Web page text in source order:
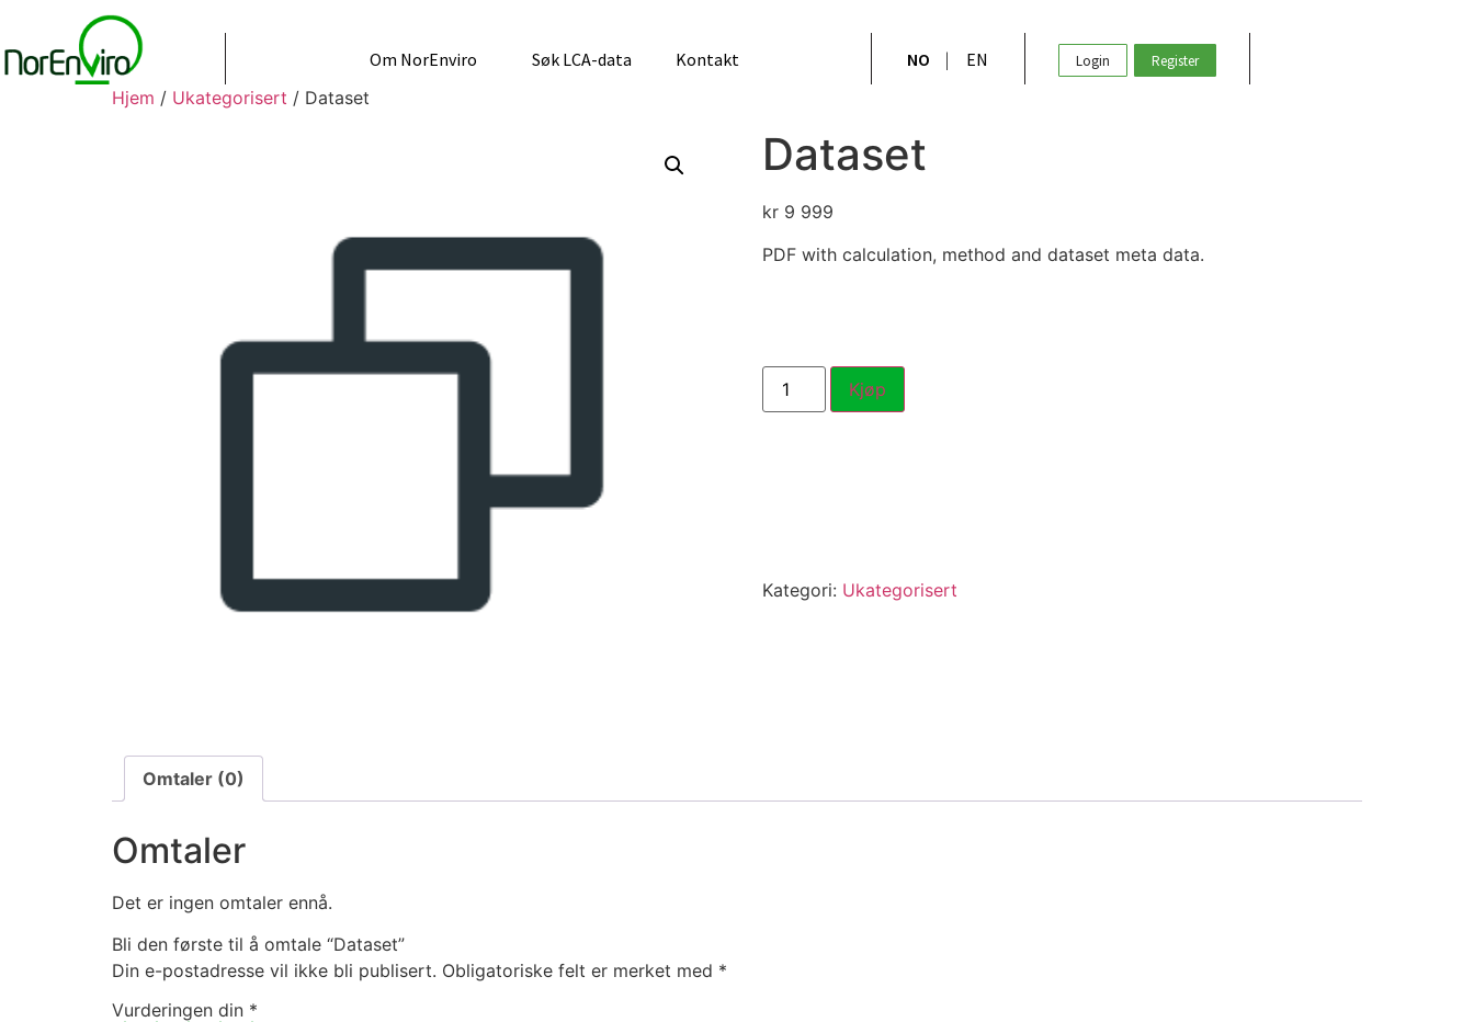
Om NorEnviro Søk LCA-data Kontakt NO EN Login Register
Hjem / Ukategorisert / Dataset
Dataset
kr9 999
PDF with calculation, method and dataset meta data.
Kjøp
Kategori: Ukategorisert
Omtaler (0)
Omtaler
Det er ingen omtaler ennå.
Bli den første til å omtale “Dataset”
Din e-postadresse vil ikke bli publisert. Obligatoriske felt er merket med *
Vurderingen din *